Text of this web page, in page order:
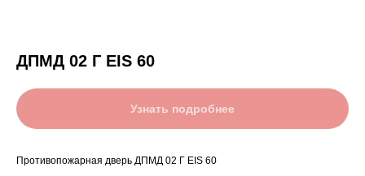
ДПМД 02 Г EIS 60
Узнать подробнее
Противопожарная дверь ДПМД 02 Г EIS 60